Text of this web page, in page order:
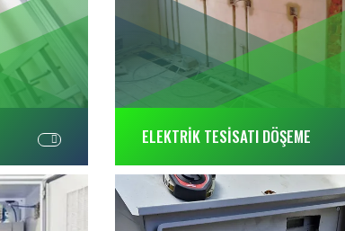
ELEKTRİK TESİSATI DÖŞEME